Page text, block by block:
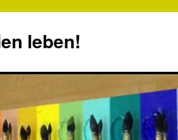
leben!